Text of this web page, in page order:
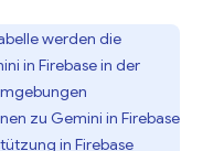
werden die
in Firebasein der
zu Gemini in Firebase
in Firebase